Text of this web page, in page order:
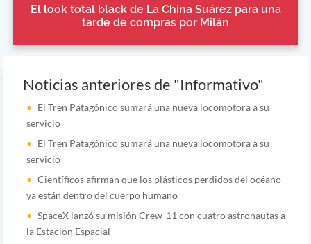
El look total black de La China Suárez para una
tarde de compras por Milán
Noticias anteriores de "Informativo"
El Tren Patagónico sumará una nueva locomotora a su
servicio
El Tren Patagónico sumará una nueva locomotora a su
servicio
Científicos afirman que los plásticos perdidos del océano
ya están dentro del cuerpo humano
SpaceX lanzó su misión Crew-11 con cuatro astronautas a
la Estación Espacial